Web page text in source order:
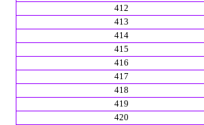
412
413
414
415
416
417
418
419
420